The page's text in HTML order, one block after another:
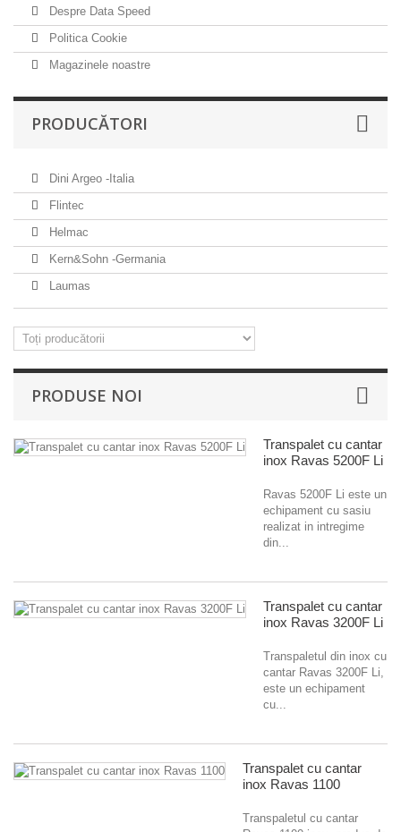
Despre Data Speed
Politica Cookie
Magazinele noastre
PRODUCĂTORI
Dini Argeo -Italia
Flintec
Helmac
Kern&Sohn -Germania
Laumas
PRODUSE NOI
Transpalet cu cantar
inox Ravas 5200F Li
Ravas 5200F Li este un
echipament cu sasiu
realizat in intregime
din...
Transpalet cu cantar
inox Ravas 3200F Li
Transpaletul din inox cu
cantar Ravas 3200F Li,
este un echipament
cu...
Transpalet cu cantar
inox Ravas 1100
Transpaletul cu cantar